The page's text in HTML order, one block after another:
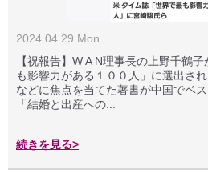
2024.04.29 Mon
【祝報告】W A N理事長の上野千鶴
も影響力がある１００人」に選出さ
などに焦点を当てた著書が中国でベ
「結婚と出産への...
続きを見る>